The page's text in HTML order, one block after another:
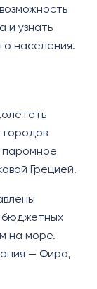
и узнать
населения.
городов
паромное
Грецией.
бюджетных
на море.
— Фира,